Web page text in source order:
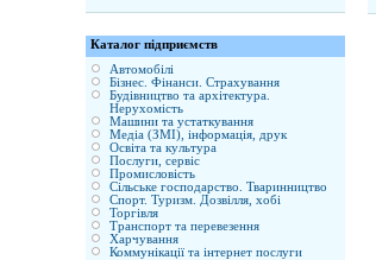
Каталог підприємств
Автомобілі
Бізнес. Фінанси. Страхування
Будівництво та архітектура.
Нерухомість
Машини та устаткування
Медіа (ЗМІ), інформація, друк
Освіта та культура
Послуги, сервіс
Промисловість
Сільське господарство. Тваринництво
Спорт. Туризм. Дозвілля, хобі
Торгівля
Транспорт та перевезення
Харчування
Коммунікації та інтернет послуги